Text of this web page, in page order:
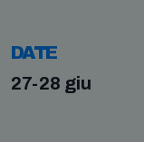
DATE
27-28 giu